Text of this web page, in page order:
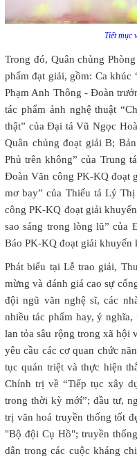
Tiết mục
Trong đó, Quân chủng
phẩm đạt giải, gồm: Ca khúc
Phạm Anh Thông - Đoàn
tác phẩm ảnh nghệ thuật
thật” của Đại tá Vũ Ngọc
Quân chủng đoạt giải B;
Phủ trên không” của Trung
Đoàn Văn công PK-KQ đoạt
mơ bay” của Thiếu tá Lý
công PK-KQ đoạt giải
sao sáng trong lòng lũ” của
Báo PK-KQ đoạt giải khuyến
Phát biểu tại Lễ trao giải,
mừng và đánh giá cao sự
đội ngũ văn nghệ sĩ, các
nhiều tác phẩm hay, ý
lan tỏa sâu rộng trong xã hội
yêu cầu các cơ quan chức
tục quán triệt và thực hiện
Chính trị về “Tiếp tục xây
trong thời kỳ mớí”; đầu tư,
trị văn hoá truyền thống tốt
"Bộ đội Cụ Hồ"; truyền
dân trong các cuộc kháng